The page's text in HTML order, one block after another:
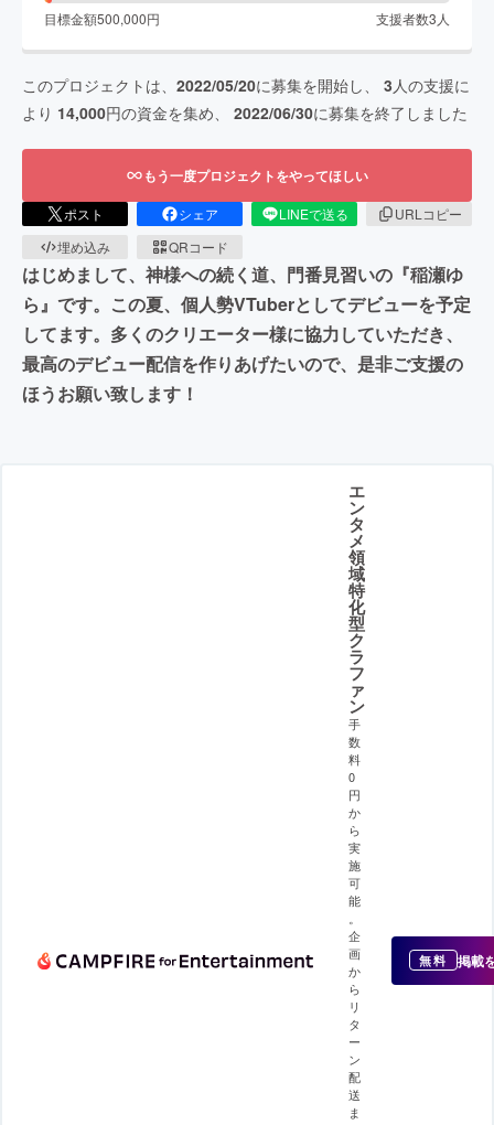
目標金額500,000円 支援者数3 人
このプロジェクトは、 2022/05/20に募集を開始し、 3 人の支援に
より 14,000円の資金を集め、 2022/06/30に募集を終了しました
もう一度プロジェクトをやってほしい
ポスト シェア LINEで送る
URLコピー
埋め込み
QRコード
はじめまして、神様への続く道、門番見習いの『稲瀬ゆ
ら』です。この夏、個人勢VTuberとしてデビューを予定
してます。多くのクリエーター様に協力していただき、
最高のデビュー配信を作りあげたいので、是非ご支援の
ほうお願い致します！
エ
ン
タ
メ
領
域
特
化
型
ク
ラ
フ
ァ
ン
手
数
料
0
円
か
ら
実
施
可
能
企
画
か
ら
リ
タ
ー
ン
配
送
ま
無料 掲載